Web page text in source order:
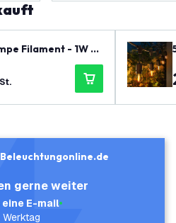
Filament - 1W -
gerne weiter
E-mail